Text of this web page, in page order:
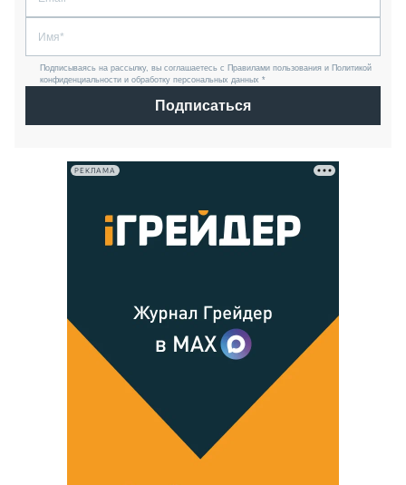
Подписываясь на рассылку, вы соглашаетесь с Правилами пользования и Политикой
конфиденциальности и обработку персональных данных *
Подписаться
РЕКЛАМА